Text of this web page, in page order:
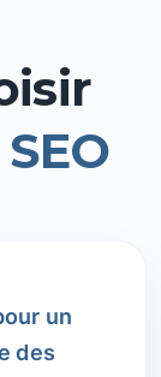
un
des